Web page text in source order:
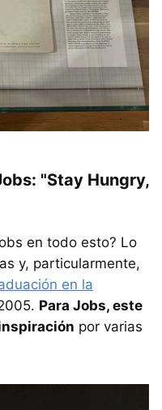
"Stay Hungry,
en todo esto? Lo
y, particularmente,
en la
Para Jobs, este
por varias